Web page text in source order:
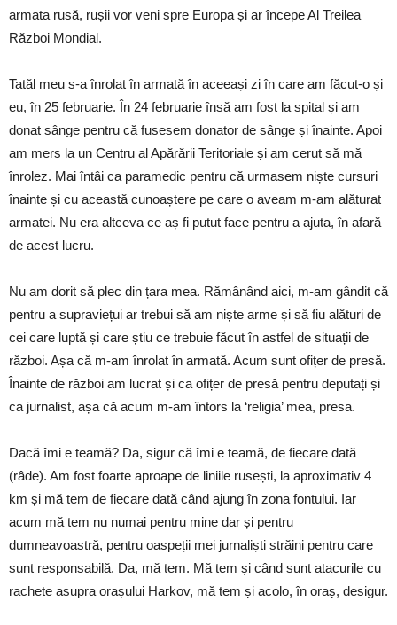
armata rusă, rușii vor veni spre Europa și ar începe Al Treilea
Război Mondial.
Tatăl meu s-a înrolat în armată în aceeași zi în care am făcut-o și
eu, în 25 februarie. În 24 februarie însă am fost la spital și am
donat sânge pentru că fusesem donator de sânge și înainte. Apoi
am mers la un Centru al Apărării Teritoriale și am cerut să mă
înrolez. Mai întâi ca paramedic pentru că urmasem niște cursuri
înainte și cu această cunoaștere pe care o aveam m-am alăturat
armatei. Nu era altceva ce aș fi putut face pentru a ajuta, în afară
de acest lucru.
Nu am dorit să plec din țara mea. Rămânând aici, m-am gândit că
pentru a supraviețui ar trebui să am niște arme și să fiu alături de
cei care luptă și care știu ce trebuie făcut în astfel de situații de
război. Așa că m-am înrolat în armată. Acum sunt ofițer de presă.
Înainte de război am lucrat și ca ofițer de presă pentru deputați și
ca jurnalist, așa că acum m-am întors la ‘religia’ mea, presa.
Dacă îmi e teamă? Da, sigur că îmi e teamă, de fiecare dată
(râde). Am fost foarte aproape de liniile rusești, la aproximativ 4
km și mă tem de fiecare dată când ajung în zona fontului. Iar
acum mă tem nu numai pentru mine dar și pentru
dumneavoastră, pentru oaspeții mei jurnaliști străini pentru care
sunt responsabilă. Da, mă tem. Mă tem și când sunt atacurile cu
rachete asupra orașului Harkov, mă tem și acolo, în oraș, desigur.